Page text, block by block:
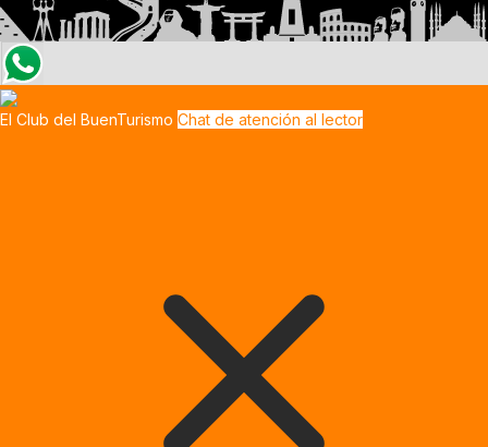
El Club del BuenTurismo Chat de atención al lector